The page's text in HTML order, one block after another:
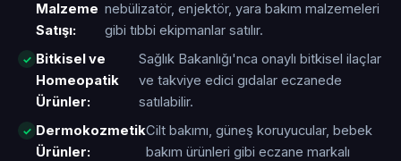
Malzeme
Satışı:
nebülizatör, enjektör, yara bakım malzemeleri
gibi tıbbi ekipmanlar satılır.
Bitkisel ve
Homeopatik
Ürünler:
Sağlık Bakanlığı'nca onaylı bitkisel ilaçlar
ve takviye edici gıdalar eczanede
satılabilir.
Dermokozmetik
Ürünler:
Cilt bakımı, güneş koruyucular, bebek
bakım ürünleri gibi eczane markalı